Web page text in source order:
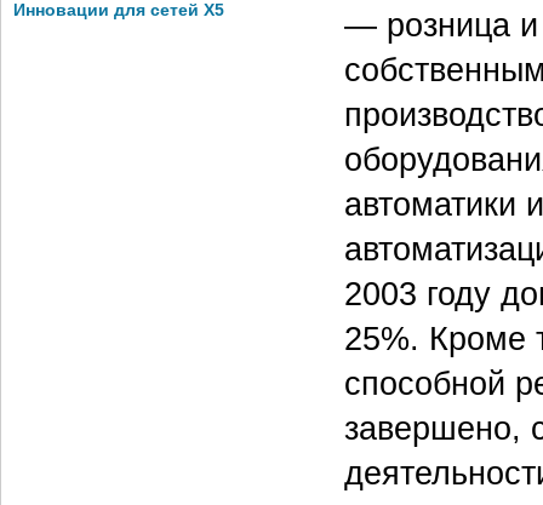
Инновации для сетей X5
— розница и
автоматики
2003 году
25%. Кроме
способной
завершено,